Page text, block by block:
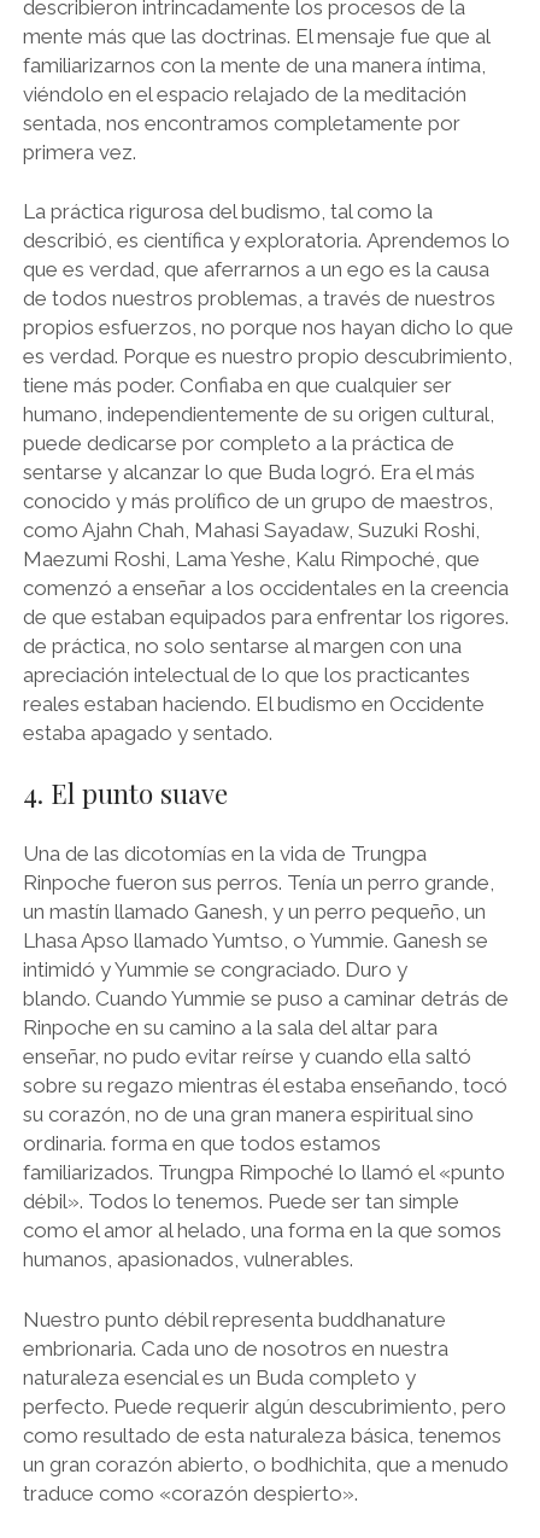
describieron intrincadamente los procesos de la
mente más que las doctrinas. El mensaje fue que al
familiarizarnos con la mente de una manera íntima,
viéndolo en el espacio relajado de la meditación
sentada, nos encontramos completamente por
primera vez.
La práctica rigurosa del budismo, tal como la
describió, es científica y exploratoria. Aprendemos lo
que es verdad, que aferrarnos a un ego es la causa
de todos nuestros problemas, a través de nuestros
propios esfuerzos, no porque nos hayan dicho lo que
es verdad. Porque es nuestro propio descubrimiento,
tiene más poder. Confiaba en que cualquier ser
humano, independientemente de su origen cultural,
puede dedicarse por completo a la práctica de
sentarse y alcanzar lo que Buda logró. Era el más
conocido y más prolífico de un grupo de maestros,
como Ajahn Chah, Mahasi Sayadaw, Suzuki Roshi,
Maezumi Roshi, Lama Yeshe, Kalu Rimpoché, que
comenzó a enseñar a los occidentales en la creencia
de que estaban equipados para enfrentar los rigores.
de práctica, no solo sentarse al margen con una
apreciación intelectual de lo que los practicantes
reales estaban haciendo. El budismo en Occidente
estaba apagado y sentado.
4. El punto suave
Una de las dicotomías en la vida de Trungpa
Rinpoche fueron sus perros. Tenía un perro grande,
un mastín llamado Ganesh, y un perro pequeño, un
Lhasa Apso llamado Yumtso, o Yummie. Ganesh se
intimidó y Yummie se congraciado. Duro y
blando. Cuando Yummie se puso a caminar detrás de
Rinpoche en su camino a la sala del altar para
enseñar, no pudo evitar reírse y cuando ella saltó
sobre su regazo mientras él estaba enseñando, tocó
su corazón, no de una gran manera espiritual sino
ordinaria. forma en que todos estamos
familiarizados. Trungpa Rimpoché lo llamó el «punto
débil». Todos lo tenemos. Puede ser tan simple
como el amor al helado, una forma en la que somos
humanos, apasionados, vulnerables.
Nuestro punto débil representa buddhanature
embrionaria. Cada uno de nosotros en nuestra
naturaleza esencial es un Buda completo y
perfecto. Puede requerir algún descubrimiento, pero
como resultado de esta naturaleza básica, tenemos
un gran corazón abierto, o bodhichita, que a menudo
traduce como «corazón despierto».